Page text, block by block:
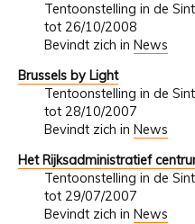
Tentoonstelling in de
tot 26/10/2008
Bevindt zich in News
Brussels by Light
Tentoonstelling in de
tot 28/10/2007
Bevindt zich in News
Het Rijksadministratief
Tentoonstelling in de
tot 29/07/2007
Bevindt zich in News